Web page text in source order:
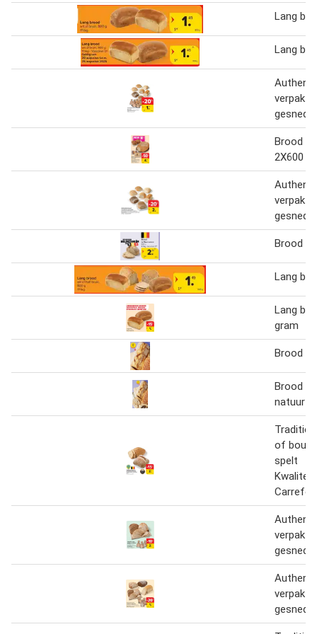
Lang
Lang
verpakt
Brood
2X600 G
verpakt
Brood
Lang
Lang
gram
Brood
Brood
natuur
of
spelt
verpakt
verpakt